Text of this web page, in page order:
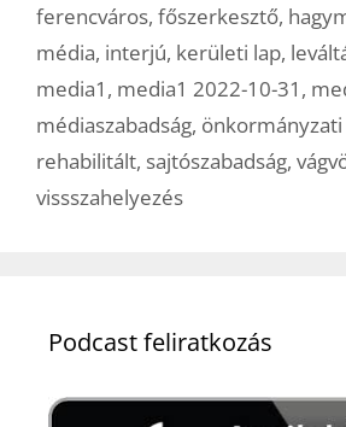
ferencváros, főszerkesztő,
média, interjú, kerületi lap,
media1 , media1 2022-10-31 ,
médiaszabadság, önkormányzati
rehabilitált, sajtószabadság,
vissszahelyezés
Podcast feliratkozás